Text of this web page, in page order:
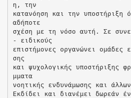
η, την
κατανόηση και την υποστήριξη
αδήποτε
σχέση με τη νόσο αυτή. Σε
- ειδικούς
επιστήμονες οργανώνει ομάδες
σης
και ψυχολογικής υποστήριξης
μματα
νοητικής ενδυνάμωσης και
Εκδίδει και διανέμει δωρεάν